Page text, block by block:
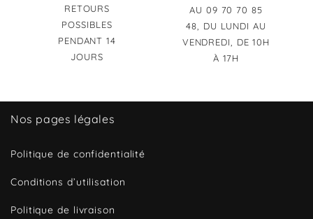
RETOURS
POSSIBLES
PENDANT 14
JOURS
AU 09 70 70 85
48, DU LUNDI AU
VENDREDI, DE 10H
À 17H
Nos pages légales
Politique de confidentialité
Conditions d’utilisation
Politique de livraison